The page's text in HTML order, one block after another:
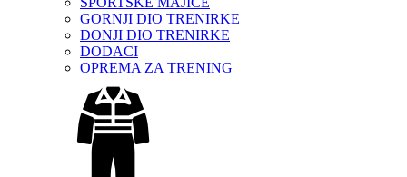
GORNJI DIO TRENIRKE
DONJI DIO TRENIRKE
DODACI
OPREMA ZA TRENING